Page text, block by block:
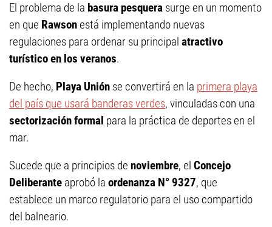
El problema de la basura pesquera surge en un momento
en que Rawsonestá implementando nuevas
regulaciones para ordenar su principal atractivo
turístico en los veranos.
De hecho, Playa Unión se convertirá en la primera playa
del país que usará banderas verdes, vinculadas con una
sectorización formal para la práctica de deportes en el
mar.
Sucede que a principios de noviembre, el Concejo
Deliberante aprobó la ordenanza N° 9327, que
establece un marco regulatorio para el uso compartido
del balneario.